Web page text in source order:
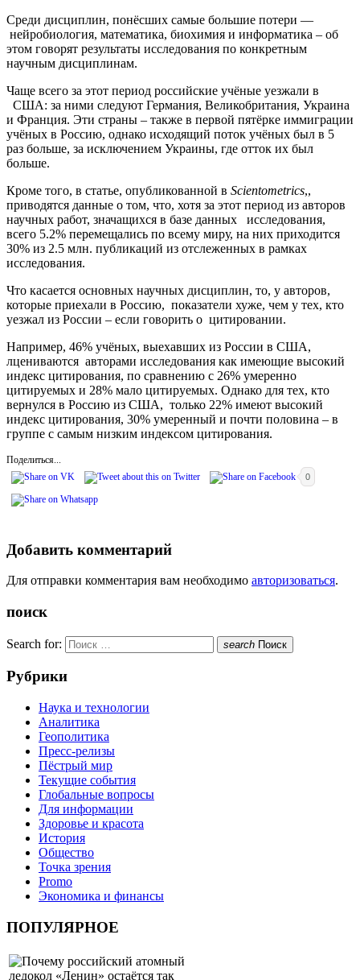
Среди дисциплин, понёсших самые большие потери —
нейробиология, математика, биохимия и информатика – об
этом говорят результаты исследования по конкретным
научным дисциплинам.
Чаще всего за этот период российские учёные уезжали в
США: за ними следуют Германия, Великобритания, Украина
и Франция. Эти страны – также в первой пятёрке иммиграции
учёных в Россию, однако исходящий поток учёных был в 5
раз больше, за исключением Украины, где отток их был
больше.
Кроме того, в статье, опубликованной в Scientometrics,,
приводятся данные о том, что, хотя за этот период из авторов
научных работ, значащихся в базе данных исследования,
всего 5.2% перемещались по всему миру, на них приходится
30% из 2.5 млн. публикаций из отслеженных в рамках
исследования.
Что касается основных научных дисциплин, то, у авторов,
которые приехали в Россию, показатели хуже, чем у тех, кто
уезжал из России – если говорить о цитировании.
Например, 46% учёных, выехавших из России в США,
лцениваются авторами исследования как имеющие высокий
индекс цитирования, по сравнению с 26% умеренно
цитируемых и 28% мало цитируемых. Однако для тех, кто
вернулся в Россию из США, только 22% имеют высокий
индекс цитирования, 30% умеренный и почти половина – в
группе с самым низким индексом цитирования.
Поделиться...
0
Добавить комментарий
Для отправки комментария вам необходимо авторизоваться.
поиск
Search for: search Поиск
Рубрики
Наука и технологии
Аналитика
Геополитика
Пресс-релизы
Пёстрый мир
Текущие события
Глобальные вопросы
Для информации
Здоровье и красота
История
Общество
Точка зрения
Promo
Экономика и финансы
ПОПУЛЯРНОЕ